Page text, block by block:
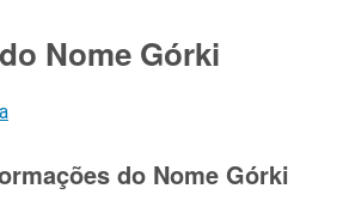
Nome Górki
do Nome Górki